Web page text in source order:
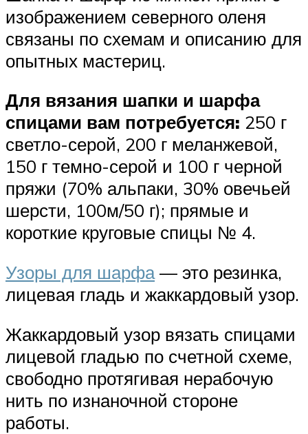
изображением северного оленя
связаны по схемам и описанию для
опытных мастериц.
Для вязания шапки и шарфа
спицами вам потребуется: 250 г
светло-серой, 200 г меланжевой,
150 г темно-серой и 100 г черной
пряжи (70% альпаки, 30% овечьей
шерсти, 100м/50 г); прямые и
короткие круговые спицы № 4.
Узоры для шарфа— это резинка,
лицевая гладь и жаккардовый узор.
Жаккардовый узор вязать спицами
лицевой гладью по счетной схеме,
свободно протягивая нерабочую
нить по изнаночной стороне
работы.